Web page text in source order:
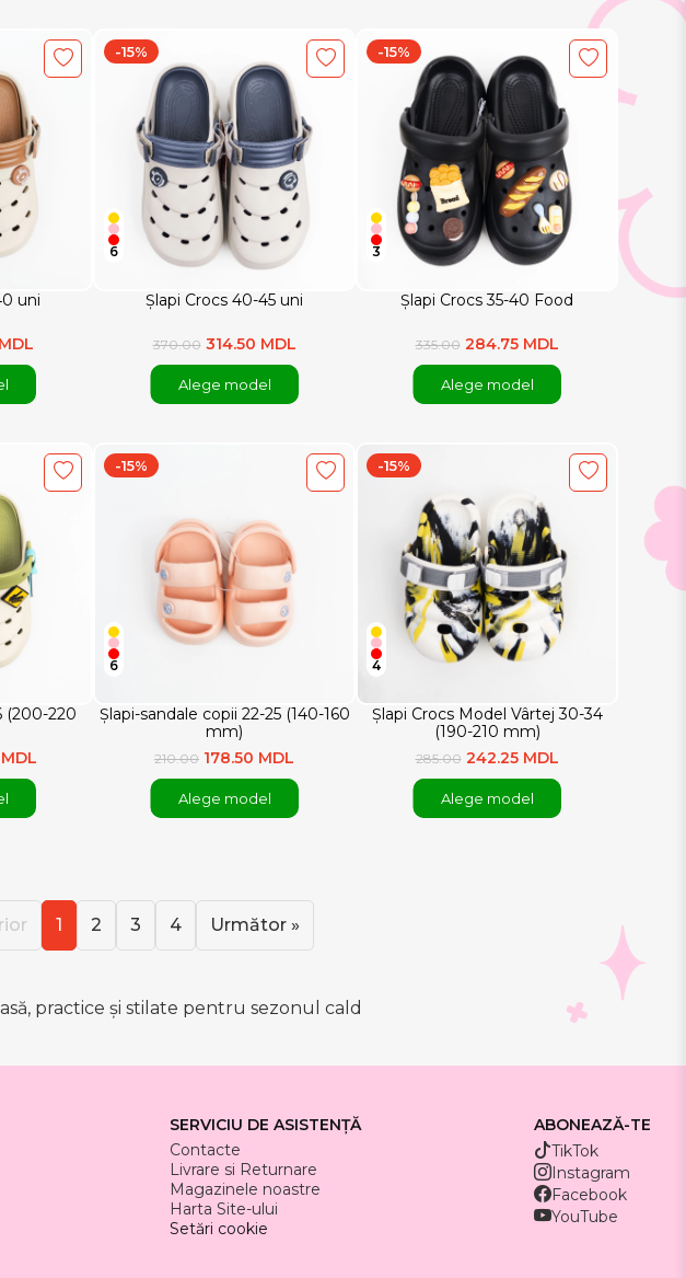
uni Șlapi Crocs 40-45 uni
-15%
6
370.00 314.50 MDL
Alege model
Șlapi Crocs 35-40 Food
-15%
3
335.00 284.75 MDL
Alege model
(200-220
Șlapi-sandale copii 22-25 (140-160
mm)
-15%
6
210.00 178.50 MDL
Alege model
Șlapi Crocs Model Vârtej 30-34
(190-210 mm)
-15%
4
285.00 242.25 MDL
Alege model
1 2 3 4 Următor »
practice și stilate pentru sezonul cald
SERVICIU DE ASISTENȚĂ
Contacte
Livrare si Returnare
Magazinele noastre
Harta Site-ului
Setări cookie
ABONEAZĂ-TE
TikTok
Instagram
Facebook
YouTube